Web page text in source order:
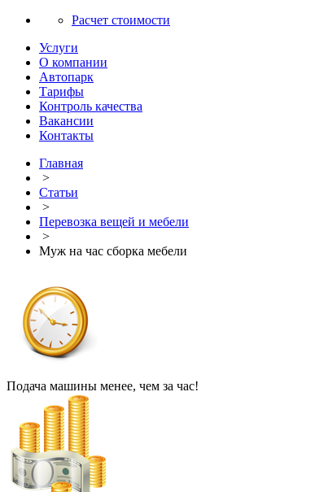
Расчет стоимости
Услуги
О компании
Автопарк
Тарифы
Контроль качества
Вакансии
Контакты
Главная
>
Статьи
>
Перевозка вещей и мебели
>
Муж на час сборка мебели
Подача машины менее, чем за час!